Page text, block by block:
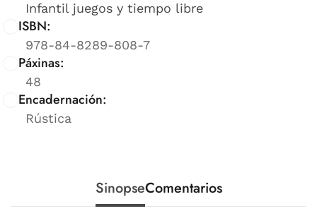
Infantil juegos y tiempo libre
ISBN:
978-84-8289-808-7
Páxinas:
48
Encadernación:
Rústica
SinopseComentarios